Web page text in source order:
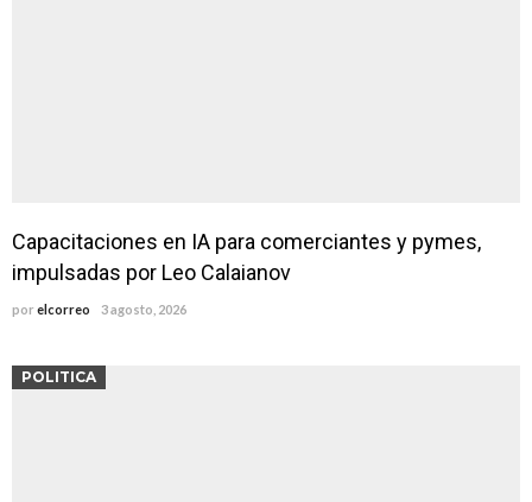
Capacitaciones en IA para comerciantes y pymes,
impulsadas por Leo Calaianov
por elcorreo 3 agosto, 2026
POLITICA